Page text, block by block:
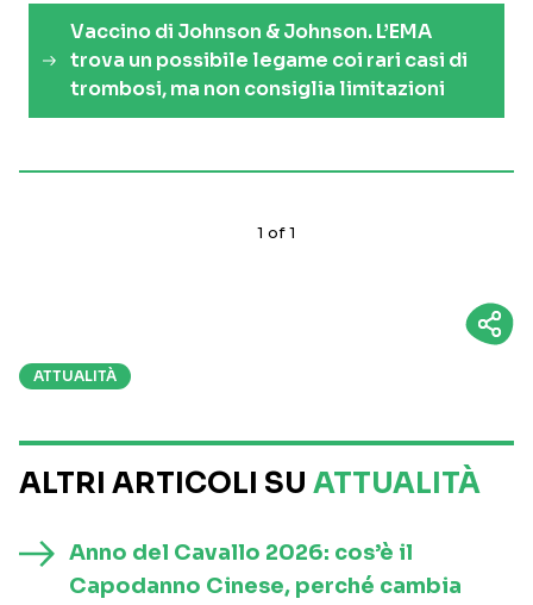
Vaccino di Johnson & Johnson. L’EMA
trova un possibile legame coi rari casi di
trombosi, ma non consiglia limitazioni
1 of1
ATTUALITÀ
ALTRI ARTICOLI SU ATTUALITÀ
Anno del Cavallo 2026: cos’è il
Capodanno Cinese, perché cambia